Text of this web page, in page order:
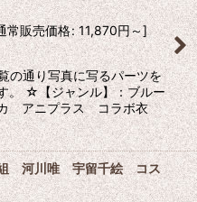
常販売価格: 11,870円～]
の通り写真に写るパーツを
。 ☆【ジャンル】：ブルー
アニプラス コラボ衣
組 河川唯 宇留千絵 コス